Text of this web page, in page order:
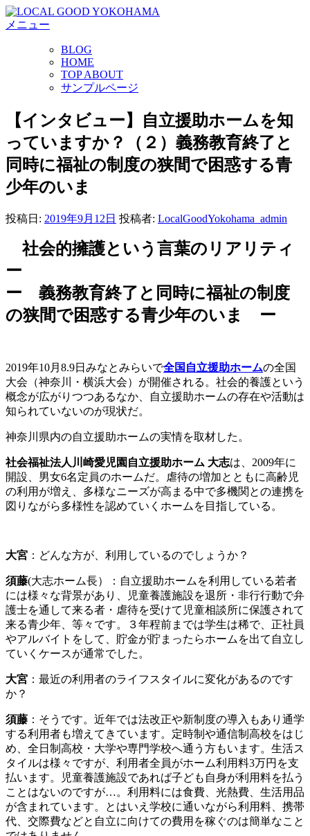
コ
ン
プ
メニュー
BLOG
HOME
TOP ABOUT
サンプルページ
【インタビュー】自立援助ホームを知
っていますか？（２）義務教育終了と
同時に福祉の制度の狭間で困惑する青
少年のいま
投稿日: 2019年9月12日 投稿者: LocalGoodYokohama_admin
社会的擁護という言葉のリアリティ
ー
ー 義務教育終了と同時に福祉の制度
の狭間で困惑する青少年のいま ー
2019年10月8.9日みなとみらいで全国自立援助ホームの全国
大会（神奈川・横浜大会）が開催される。社会的養護という
概念が広がりつつあるなか、自立援助ホームの存在や活動は
知られていないのが現状だ。
神奈川県内の自立援助ホームの実情を取材した。
社会福祉法人川崎愛児園自立援助ホーム 大志は、2009年に
開設、男女6名定員のホームだ。虐待の増加とともに高齢児
の利用が増え、多様なニーズが高まる中で多機関との連携を
図りながら多様性を認めていくホームを目指している。
大宮 ：どんな方が、利用しているのでしょうか？
須藤(大志ホーム長）：自立援助ホームを利用している若者
には様々な背景があり、児童養護施設を退所・非行行動で弁
護士を通して来る者・虐待を受けて児童相談所に保護されて
来る青少年、等々です。３年程前までは学生は稀で、正社員
やアルバイトをして、貯金が貯まったらホームを出て自立し
ていくケースが通常でした。
大宮 ：最近の利用者のライフスタイルに変化があるのです
か？
須藤 ：そうです。近年では法改正や新制度の導入もあり通学
する利用者も増えてきています。定時制や通信制高校をはじ
め、全日制高校・大学や専門学校へ通う方もいます。生活ス
タイルは様々ですが、利用者全員がホーム利用料3万円を支
払います。児童養護施設であれば子ども自身が利用料を払う
ことはないのですが…。利用料には食費、光熱費、生活用品
が含まれています。とはいえ学校に通いながら利用料、携帯
代、交際費などと自立に向けての費用を稼ぐのは簡単なこと